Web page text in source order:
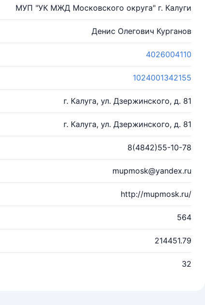
МУП "УК МЖД Московского округа" г. Калуги
Денис Олегович Курганов
4026004110
1024001342155
г. Калуга, ул. Дзержинского, д. 81
г. Калуга, ул. Дзержинского, д. 81
8(4842)55-10-78
mupmosk@yandex.ru
http://mupmosk.ru/
564
214451.79
32